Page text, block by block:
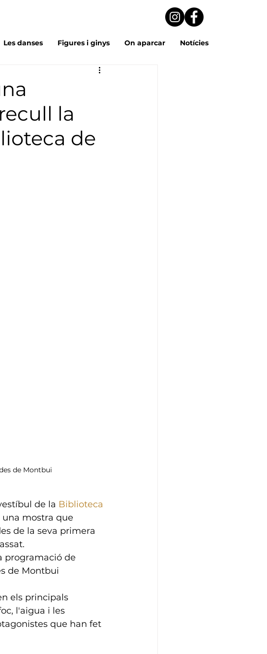
Les danses Figures i ginys On aparcar Notícies
la
de
de Montbui
de la Biblioteca
una mostra que
de la seva primera
programació de
de Montbui
els principals
l'aigua i les
que han fet